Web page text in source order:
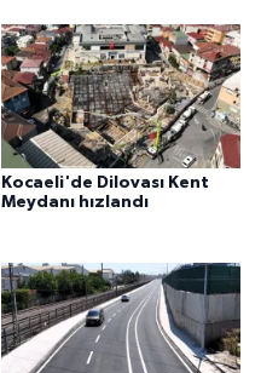
Kocaeli'de Dilovası Kent
Meydanı hızlandı